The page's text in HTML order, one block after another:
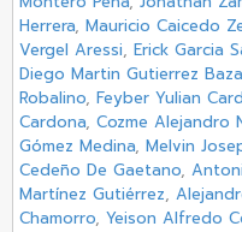
Herrera, Mauricio Caicedo
Vergel Aressi, Erick Garcia
Diego Martin Gutierrez
Robalino, Feyber Yulian
Cardona, Cozme Alejandro
Gómez Medina, Melvin
Cedeño De Gaetano,
Martínez Gutiérrez,
Chamorro, Yeison Alfredo